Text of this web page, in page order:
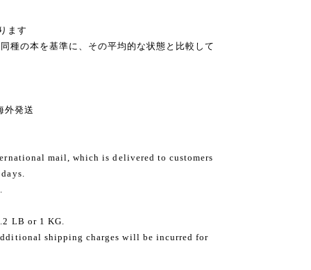
ます
種の本を基準に、その平均的な状態と比較して
発送
mail, which is delivered to customers
LB or 1 KG.
shipping charges will be incurred for